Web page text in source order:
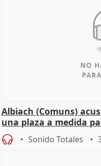
Albiach (Comuns)
una plaza a medida
Sonido Totales